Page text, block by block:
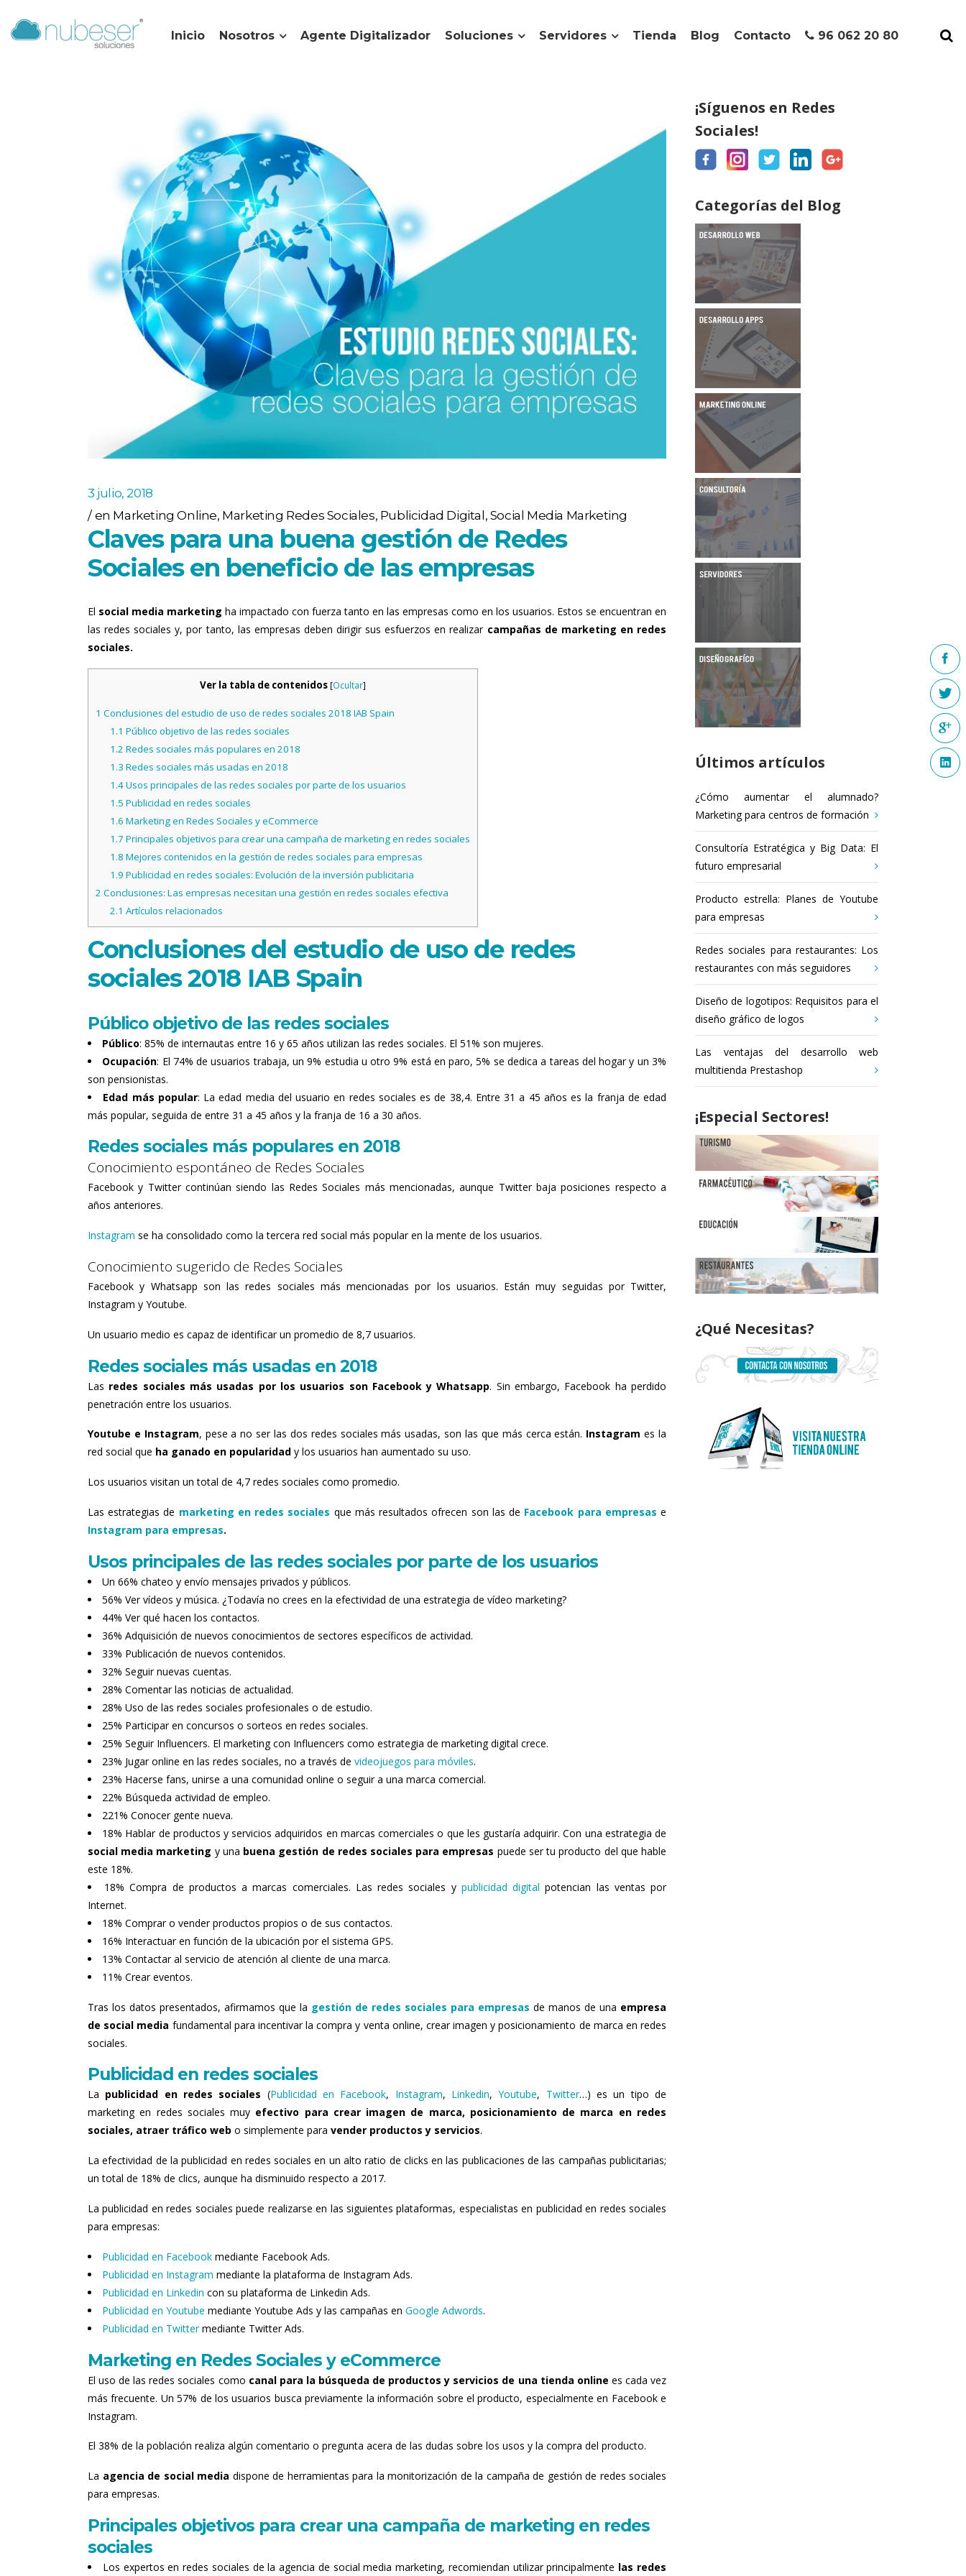
Inicio Nosotros Agente Digitalizador Soluciones Servidores Tienda Blog Contacto 96 062 20 80
3 julio, 2018
en Marketing Online, Marketing Redes Sociales, Publicidad Digital , Social Media Marketing
Claves para una buena gestión de Redes
Sociales en beneficio de las empresas
El social media marketing ha impactado con fuerza tanto en las empresas como en los usuarios. Estos se encuentran en
las redes sociales y, por tanto, las empresas deben dirigir sus esfuerzos en realizar campañas de marketing en redes
sociales.
Ver la tabla de contenidos [Ocultar]
1 Conclusiones del estudio de uso de redes sociales 2018 IAB Spain
1.1 Público objetivo de las redes sociales
1.2 Redes sociales más populares en 2018
1.3 Redes sociales más usadas en 2018
1.4Usos principales de las redes sociales por parte de los usuarios
1.5 Publicidad en redes sociales
1.6 Marketing en Redes Sociales y eCommerce
1.7 Principales objetivos para crear una campaña de marketing en redes sociales
1.8 Mejores contenidos en la gestión de redes sociales para empresas
1.9 Publicidad en redes sociales: Evolución de la inversión publicitaria
2 Conclusiones: Las empresas necesitan una gestión en redes sociales efectiva
2.1 Artículos relacionados
Conclusiones del estudio de uso de redes
sociales 2018 IAB Spain
Público objetivo de las redes sociales
Público: 85% de internautas entre 16 y 65 años utilizan las redes sociales. El 51% son mujeres.
Ocupación: El 74% de usuarios trabaja, un 9% estudia u otro 9% está en paro, 5% se dedica a tareas del hogar y un 3%
son pensionistas.
Edad más popular: La edad media del usuario en redes sociales es de 38,4. Entre 31 a 45 años es la franja de edad
más popular, seguida de entre 31 a 45 años y la franja de 16 a 30 años.
Redes sociales más populares en 2018
Conocimiento espontáneo de Redes Sociales
Facebook y Twitter continúan siendo las Redes Sociales más mencionadas, aunque Twitter baja posiciones respecto a
años anteriores.
Instagram se ha consolidado como la tercera red social más popular en la mente de los usuarios.
Conocimiento sugerido de Redes Sociales
Facebook y Whatsapp son las redes sociales más mencionadas por los usuarios. Están muy seguidas por Twitter,
Instagram y Youtube.
Un usuario medio es capaz de identificar un promedio de 8,7 usuarios.
Redes sociales más usadas en 2018
Las redes sociales más usadas por los usuarios son Facebook y Whatsapp. Sin embargo, Facebook ha perdido
penetración entre los usuarios.
Youtube e Instagram, pese a no ser las dos redes sociales más usadas, son las que más cerca están. Instagram es la
red social que ha ganado en popularidad y los usuarios han aumentado su uso.
Los usuarios visitan un total de 4,7 redes sociales como promedio.
Las estrategias de marketing en redes sociales que más resultados ofrecen son las de Facebook para empresas e
Instagram para empresas.
Usos principales de las redes sociales por parte de los usuarios
Un 66% chateo y envío mensajes privados y públicos.
56% Ver vídeos y música. ¿Todavía no crees en la efectividad de una estrategia de vídeo marketing?
44% Ver qué hacen los contactos.
36% Adquisición de nuevos conocimientos de sectores específicos de actividad.
33% Publicación de nuevos contenidos.
32% Seguir nuevas cuentas.
28% Comentar las noticias de actualidad.
28% Uso de las redes sociales profesionales o de estudio.
25% Participar en concursos o sorteos en redes sociales.
25% Seguir Influencers. El marketing con Influencers como estrategia de marketing digital crece.
23% Jugar online en las redes sociales, no a través de videojuegos para móviles.
23% Hacerse fans, unirse a una comunidad online o seguir a una marca comercial.
22% Búsqueda actividad de empleo.
221% Conocer gente nueva.
18% Hablar de productos y servicios adquiridos en marcas comerciales o que les gustaría adquirir. Con una estrategia de
social media marketing y una buena gestión de redes sociales para empresas puede ser tu producto del que hable
este 18%.
18% Compra de productos a marcas comerciales. Las redes sociales y publicidad digital potencian las ventas por
Internet.
18% Comprar o vender productos propios o de sus contactos.
16% Interactuar en función de la ubicación por el sistema GPS.
13% Contactar al servicio de atención al cliente de una marca.
11% Crear eventos.
Tras los datos presentados, afirmamos que la gestión de redes sociales para empresas de manos de una empresa
de social media fundamental para incentivar la compra y venta online, crear imagen y posicionamiento de marca en redes
sociales.
Publicidad en redes sociales
La publicidad en redes sociales (Publicidad en Facebook, Instagram, Linkedin,Youtube, Twitter…) es un tipo de
marketing en redes sociales muy efectivo para crear imagen de marca, posicionamiento de marca en redes
sociales, atraer tráfico web o simplemente para vender productos y servicios.
La efectividad de la publicidad en redes sociales en un alto ratio de clicks en las publicaciones de las campañas publicitarias;
un total de 18% de clics, aunque ha disminuido respecto a 2017.
La publicidad en redes sociales puede realizarse en las siguientes plataformas, especialistas en publicidad en redes sociales
para empresas:
Publicidad en Facebook mediante Facebook Ads.
Publicidad en Instagram mediante la plataforma de Instagram Ads.
Publicidad en Linkedin con su plataforma de Linkedin Ads.
Publicidad en Youtube mediante Youtube Ads y las campañas en Google Adwords.
Publicidad en Twittermediante Twitter Ads.
Marketing en Redes Sociales y eCommerce
El uso de las redes sociales como canal para la búsqueda de productos y servicios de una tienda online es cada vez
más frecuente. Un 57% de los usuarios busca previamente la información sobre el producto, especialmente en Facebook e
Instagram.
El 38% de la población realiza algún comentario o pregunta acera de las dudas sobre los usos y la compra del producto.
La agencia de social media dispone de herramientas para la monitorización de la campaña de gestión de redes sociales
para empresas.
Principales objetivos para crear una campaña de marketing en redes
sociales
Los expertos en redes sociales de la agencia de social media marketing, recomiendan utilizar principalmente las redes
¡Síguenos en Redes
Sociales!
Categorías del Blog
Últimos artículos
¿Cómo aumentar el alumnado?
Marketing para centros de formación
Consultoría Estratégica y Big Data: El
futuro empresarial
Producto estrella: Planes de Youtube
para empresas
Redes sociales para restaurantes: Los
restaurantes con más seguidores
Diseño de logotipos: Requisitos para el
diseño gráfico de logos
Las ventajas del desarrollo web
multitienda Prestashop
¡Especial Sectores!
¿Qué Necesitas?